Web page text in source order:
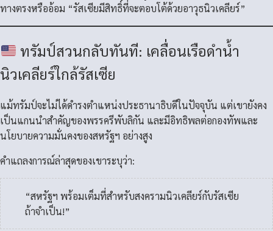
ทางตรงหรืออ้อม “รัสเซียมีสิทธิ์ที่จะตอบโต้ด้วยอาวุธนิวเคลียร์”
ทรัมป์สวนกลับทันที: เคลื่อนเรือดำน้ำ
นิวเคลียร์ใกล้รัสเซีย
แม้ทรัมป์จะไม่ได้ดำรงตำแหน่งประธานาธิบดีในปัจจุบัน แต่เขายังคง
เป็นแกนนำสำคัญของพรรครีพับลิกัน และมีอิทธิพลต่อกองทัพและ
นโยบายความมั่นคงของสหรัฐฯ อย่างสูง
คำแถลงการณ์ล่าสุดของเขาระบุว่า:
“สหรัฐฯ พร้อมเต็มที่สำหรับสงครามนิวเคลียร์กับรัสเซีย
ถ้าจำเป็น!”